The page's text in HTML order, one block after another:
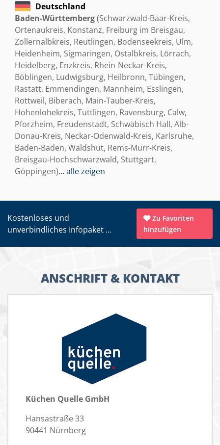
Deutschland
Baden-Württemberg(Schwarzwald-Baar-Kreis,
Ortenaukreis, Konstanz, Freiburg im Breisgau,
Zollernalbkreis, Reutlingen, Bodenseekreis, Ulm,
Heidenheim, Sigmaringen, Ostalbkreis, Lörrach,
Heidelberg, Enzkreis, Rhein-Neckar-Kreis,
Böblingen, Ludwigsburg, Heilbronn, Tübingen,
Rastatt, Emmendingen, Mannheim, Esslingen,
Rottweil, Biberach, Main-Tauber-Kreis,
Hohenlohekreis, Tuttlingen, Ravensburg, Calw,
Pforzheim, Freudenstadt, Schwäbisch Hall, Alb-
Donau-Kreis, Neckar-Odenwald-Kreis, Karlsruhe,
Baden-Baden, Waldshut, Rems-Murr-Kreis,
Breisgau-Hochschwarzwald, Stuttgart,
Göppingen)... alle zeigen
Kostenloses und
unverbindliches Infopaket ...
Zu Favoriten
hinzufügen
ANSCHRIFT & KONTAKT
Küchen Quelle GmbH
Hansastraße 33
90441 Nürnberg